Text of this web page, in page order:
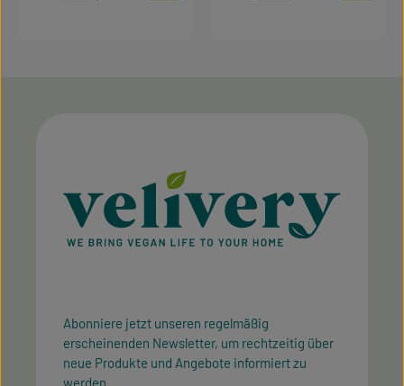
Abonniere jetzt unseren regelmäßig
erscheinenden Newsletter, um rechtzeitig über
neue Produkte und Angebote informiert zu
werden.